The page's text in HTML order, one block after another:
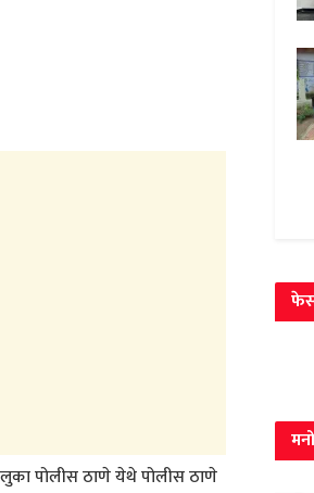
तालुका पोलीस ठाणे येथे पोलीस ठाणे